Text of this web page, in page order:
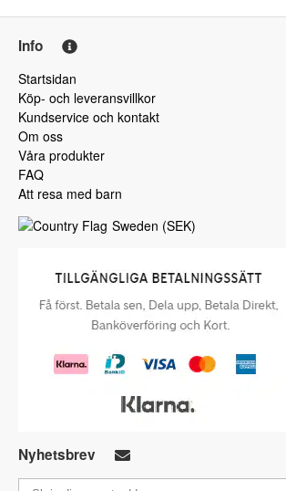
Info
Startsidan
Köp- och leveransvillkor
Kundservice och kontakt
Om oss
Våra produkter
FAQ
Att resa med barn
Sweden (SEK)
Nyhetsbrev